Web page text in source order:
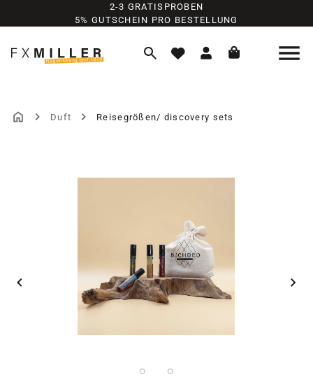
Zum Hauptinhalt springen
2-3 GRATISPROBEN
5% GUTSCHEIN PRO BESTELLUNG
Duft Reisegrößen/ discovery sets
Bildergalerie überspringen